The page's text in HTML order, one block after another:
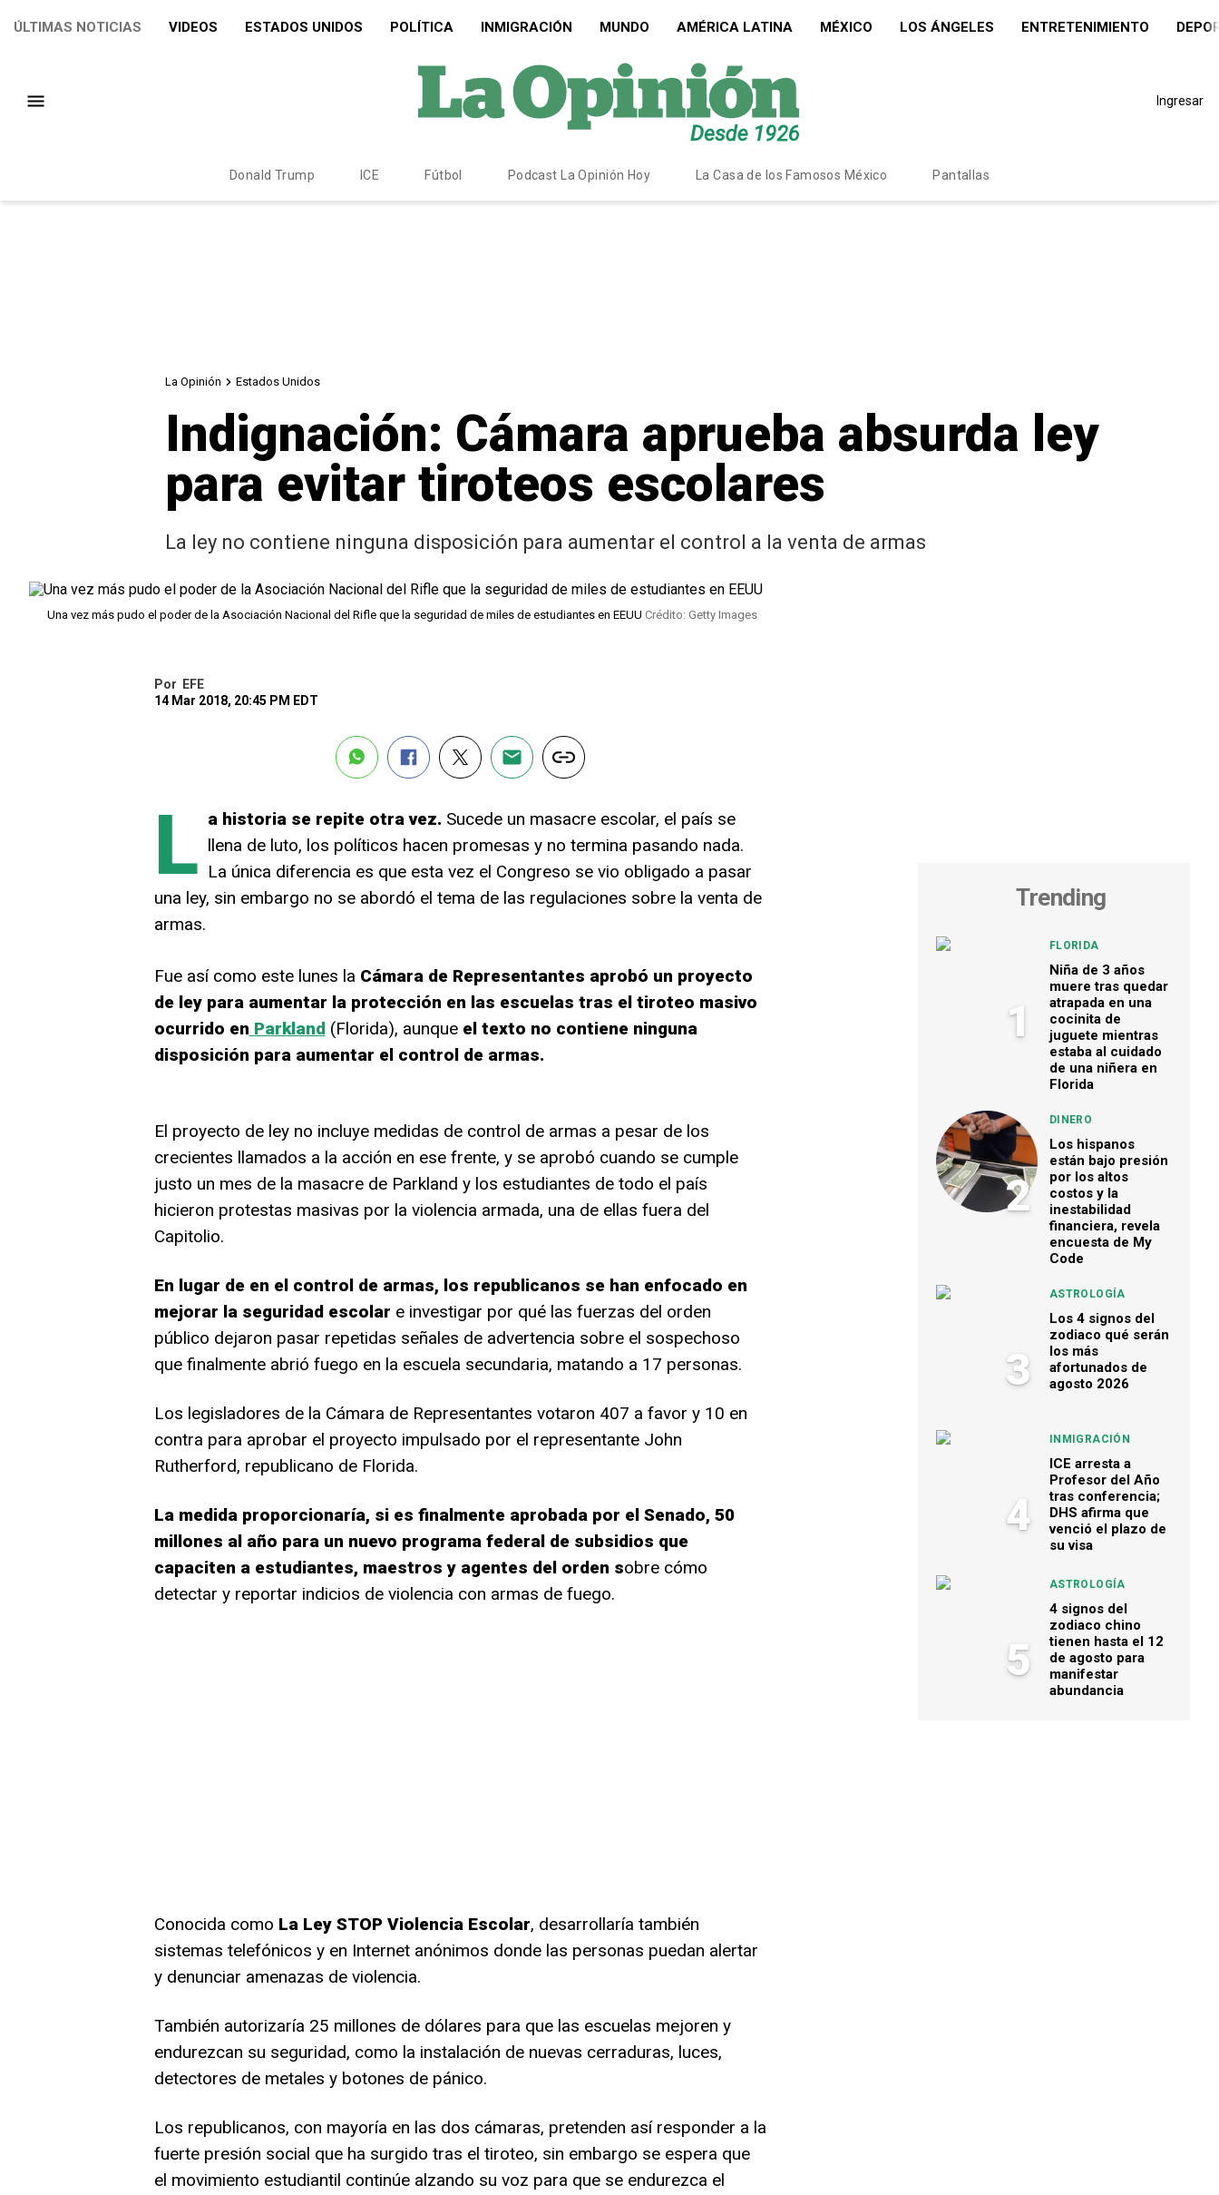
ÚLTIMAS NOTICIAS VIDEOS ESTADOS UNIDOS POLÍTICA INMIGRACIÓN MUNDO AMÉRICA LATINA MÉXICO LOS ÁNGELES ENTRETENIMIENTO
Ingresar
Donald Trump ICE Fútbol Podcast La Opinión Hoy La Casa de los Famosos México Pantallas
La Opinión Estados Unidos
Indignación: Cámara aprueba absurda ley
para evitar tiroteos escolares
La ley no contiene ninguna disposición para aumentar el control a la venta de armas
Una vez más pudo el poder de la Asociación Nacional del Rifle que la seguridad de miles de estudiantes en EEUU Crédito: Getty Images
Por
EFE
14 Mar 2018, 20:45 PM EDT
L a historia se repite otra vez. Sucede un masacre escolar, el país se
llena de luto, los políticos hacen promesas y no termina pasando nada.
La única diferencia es que esta vez el Congreso se vio obligado a pasar
una ley, sin embargo no se abordó el tema de las regulaciones sobre la venta de
armas.
Fue así como este lunes la Cámara de Representantes aprobó un proyecto
de ley para aumentar la protección en las escuelas tras el tiroteo masivo
ocurrido en Parkland(Florida), aunque el texto no contiene ninguna
disposición para aumentar el control de armas.
El proyecto de ley no incluye medidas de control de armas a pesar de los
crecientes llamados a la acción en ese frente, y se aprobó cuando se cumple
justo un mes de la masacre de Parkland y los estudiantes de todo el país
hicieron protestas masivas por la violencia armada, una de ellas fuera del
Capitolio.
En lugar de en el control de armas, los republicanos se han enfocado en
mejorar la seguridad escolar e investigar por qué las fuerzas del orden
público dejaron pasar repetidas señales de advertencia sobre el sospechoso
que finalmente abrió fuego en la escuela secundaria, matando a 17 personas.
Los legisladores de la Cámara de Representantes votaron 407 a favor y 10 en
contra para aprobar el proyecto impulsado por el representante John
Rutherford, republicano de Florida.
La medida proporcionaría, si es finalmente aprobada por el Senado, 50
millones al año para un nuevo programa federal de subsidios que
capaciten a estudiantes, maestros y agentes del orden sobre cómo
detectar y reportar indicios de violencia con armas de fuego.
Conocida como La Ley STOP Violencia Escolar, desarrollaría también
sistemas telefónicos y en Internet anónimos donde las personas puedan alertar
y denunciar amenazas de violencia.
También autorizaría 25 millones de dólares para que las escuelas mejoren y
endurezcan su seguridad, como la instalación de nuevas cerraduras, luces,
detectores de metales y botones de pánico.
Los republicanos, con mayoría en las dos cámaras, pretenden así responder a la
fuerte presión social que ha surgido tras el tiroteo, sin embargo se espera que
el movimiento estudiantil continúe alzando su voz para que se endurezca el
Trending
1
FLORIDA
Niña de 3 años
muere tras quedar
atrapada en una
cocinita de
juguete mientras
estaba al cuidado
de una niñera en
Florida
2
DINERO
Los hispanos
están bajo presión
por los altos
costos y la
inestabilidad
financiera, revela
encuesta de My
Code
3
ASTROLOGÍA
Los 4 signos del
zodiaco qué serán
los más
afortunados de
agosto 2026
4
INMIGRACIÓN
ICE arresta a
Profesor del Año
tras conferencia;
DHS afirma que
venció el plazo de
su visa
5
ASTROLOGÍA
4 signos del
zodiaco chino
tienen hasta el 12
de agosto para
manifestar
abundancia